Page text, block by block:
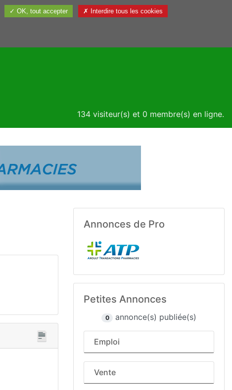
Utile
134 visiteur(s) et 0 membre(s) en ligne.
Annonces de Pro
Petites Annonces
0 annonce(s) publiée(s)
Emploi
Vente
✓ OK, tout accepter ✗ Interdire tous les cookies